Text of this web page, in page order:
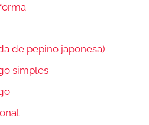
de pepino japonesa)
simples